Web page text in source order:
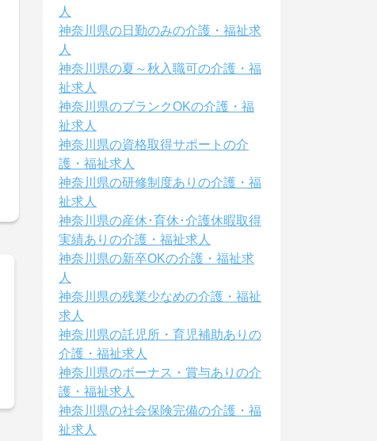
人
神奈川県の日勤のみの介護・福祉求
人
神奈川県の夏～秋入職可の介護・福
祉求人
神奈川県のブランクOKの介護・福
祉求人
神奈川県の資格取得サポートの介
護・福祉求人
神奈川県の研修制度ありの介護・福
祉求人
神奈川県の産休･育休･介護休暇取得
実績ありの介護・福祉求人
神奈川県の新卒OKの介護・福祉求
人
神奈川県の残業少なめの介護・福祉
求人
神奈川県の託児所・育児補助ありの
介護・福祉求人
神奈川県のボーナス・賞与ありの介
護・福祉求人
神奈川県の社会保険完備の介護・福
祉求人